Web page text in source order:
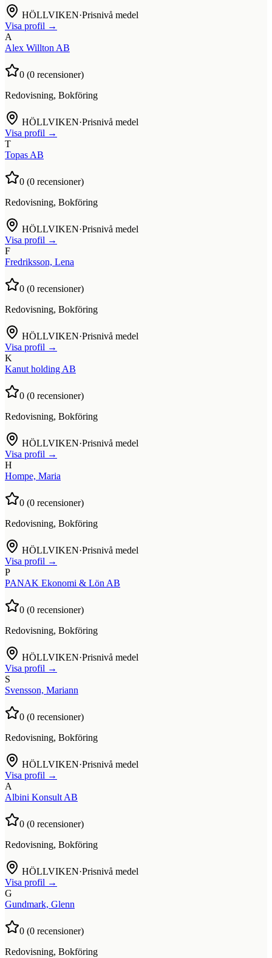
HÖLLVIKEN·Prisnivå medel
Visa profil →
A
Alex Willton AB
0 (0 recensioner)
Redovisning, Bokföring
HÖLLVIKEN·Prisnivå medel
Visa profil →
T
Topas AB
0 (0 recensioner)
Redovisning, Bokföring
HÖLLVIKEN·Prisnivå medel
Visa profil →
F
Fredriksson, Lena
0 (0 recensioner)
Redovisning, Bokföring
HÖLLVIKEN·Prisnivå medel
Visa profil →
K
Kanut holding AB
0 (0 recensioner)
Redovisning, Bokföring
HÖLLVIKEN·Prisnivå medel
Visa profil →
H
Hompe, Maria
0 (0 recensioner)
Redovisning, Bokföring
HÖLLVIKEN·Prisnivå medel
Visa profil →
P
PANAK Ekonomi & Lön AB
0 (0 recensioner)
Redovisning, Bokföring
HÖLLVIKEN·Prisnivå medel
Visa profil →
S
Svensson, Mariann
0 (0 recensioner)
Redovisning, Bokföring
HÖLLVIKEN·Prisnivå medel
Visa profil →
A
Albini Konsult AB
0 (0 recensioner)
Redovisning, Bokföring
HÖLLVIKEN·Prisnivå medel
Visa profil →
G
Gundmark, Glenn
0 (0 recensioner)
Redovisning, Bokföring